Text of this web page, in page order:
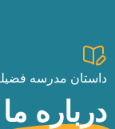
داستان مدرسه
درباره ما